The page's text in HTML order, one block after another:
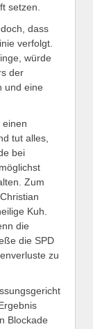
setzen.
dass
verfolgt.
würde
der
und eine
einen
tut alles,
bei
Zum
Kuh.
die
die SPD
zu
Blockade